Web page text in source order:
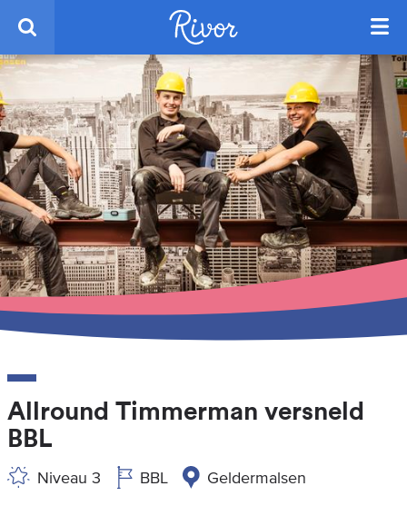
Allround Timmerman versneld
BBL
Niveau 3 BBL Geldermalsen